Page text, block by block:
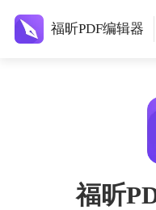
福昕PDF编辑器
福昕